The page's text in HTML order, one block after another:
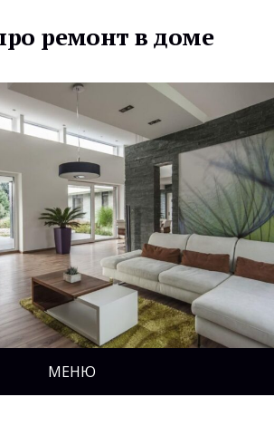
ремонт в доме
МЕНЮ